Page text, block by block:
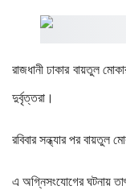
রাজধানী ঢাকার বায়তুল
দুর্বৃত্তরা।
রবিবার সন্ধ্যার পর বায়তুল
এ অগ্নিসংযোগের ঘটনায়